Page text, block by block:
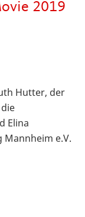
2019
Hutter, der
Elina
e.V.